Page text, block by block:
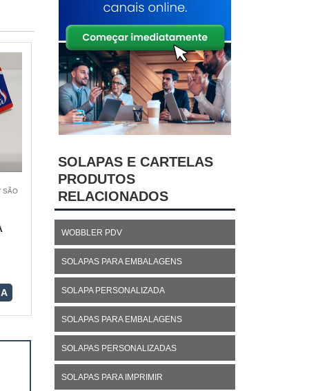
SÃO
SOLAPAS E CARTELAS
PRODUTOS
RELACIONADOS
WOBBLER PDV
SOLAPAS PARA EMBALAGENS
SOLAPA PERSONALIZADA
SOLAPAS PARA EMBALAGENS
SOLAPAS PERSONALIZADAS
SOLAPAS PARA IMPRIMIR